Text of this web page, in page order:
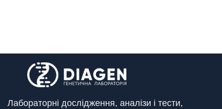
Лабораторні дослідження, аналізи і тести,